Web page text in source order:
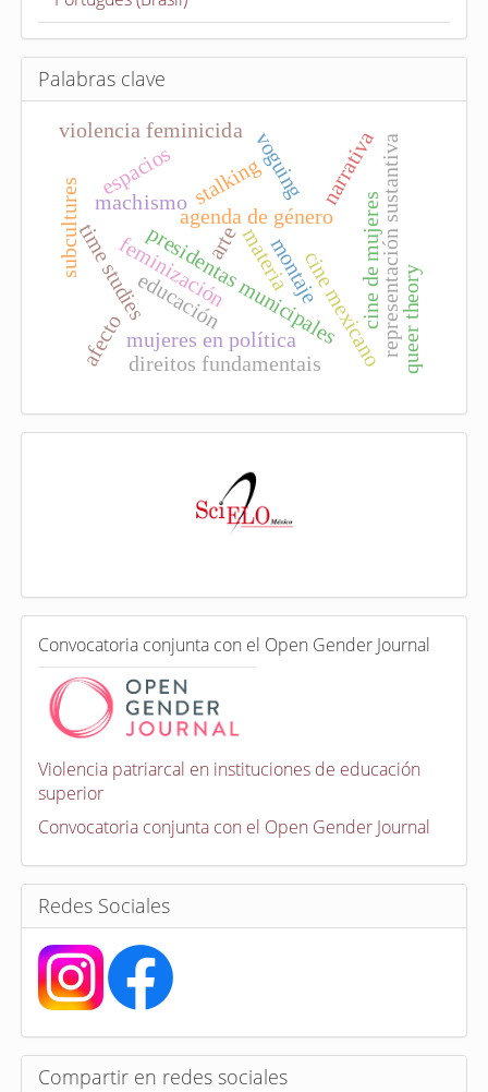
c
l
Palabras clave
stalking
presidentas municipalescine mexicano
mujeres en política
machismo
agenda de género
feminización cine de mujeresrepresentación sustantiva
voguing
queer theory
time studies
subcultures
afecto
materia
violencia feminicida narrativa
espacios
montaje
arte
direitos fundamentais
educación
a
e
n
C
o
o
a
t
o
r
a
s
Convocatoria conjunta con el Open Gender Journal
Violencia patriarcal en instituciones de educación
superior
Convocatoria conjunta con el Open Gender Journal
Redes Sociales
Compartir en redes sociales